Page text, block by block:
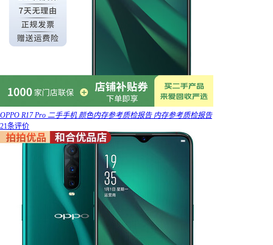
OPPO R17 Pro 二手手机 颜色内存参考质检报告 内存参考质检报告
21条评价